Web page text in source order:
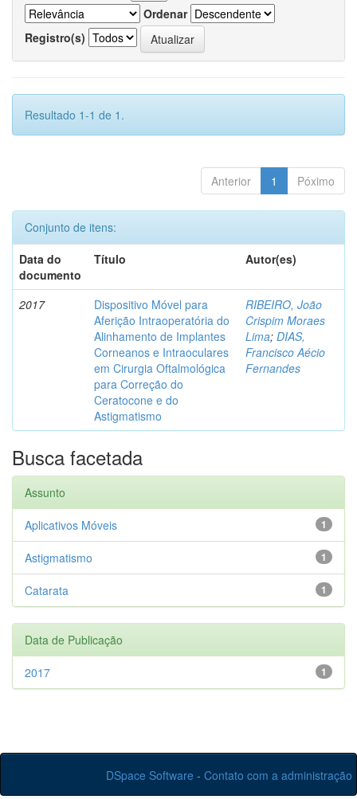
Ordenar
Registro(s)
Resultado 1-1 de 1.
Anterior 1 Póximo
Conjunto de itens:
Data do
documento
Título Autor(es)
2017
Dispositivo Móvel para
Aferição Intraoperatória do
Alinhamento de Implantes
Corneanos e Intraoculares
em Cirurgia Oftalmológica
para Correção do
Ceratocone e do
Astigmatismo
RIBEIRO, João
Crispim Moraes
Lima; DIAS,
Francisco Aécio
Fernandes
Busca facetada
Assunto
1
Aplicativos Móveis
1
Astigmatismo
1
Catarata
Data de Publicação
1
2017
DSpace Software - Contato com a administração